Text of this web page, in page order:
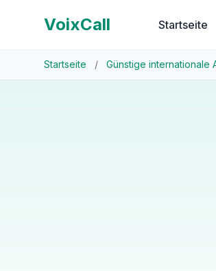
VoixCall Startseite
Startseite / Günstige internationale